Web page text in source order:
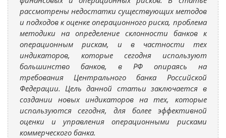
рассмотрены недостатки существующих методов
и подходов к оценке операционного риска, проблема
методики на определение склонности банков к
операционным рискам, и в частности тех
индикаторов, которые сегодня используют
большинство банков, в РФ опираясь на
требования Центрального банка Российской
Федерации. Цель данной статьи заключается в
создании новых индикаторов на тех, которые
используются сегодня, для более эффективной
оценки и управления операционными рисками
коммерческого банка.